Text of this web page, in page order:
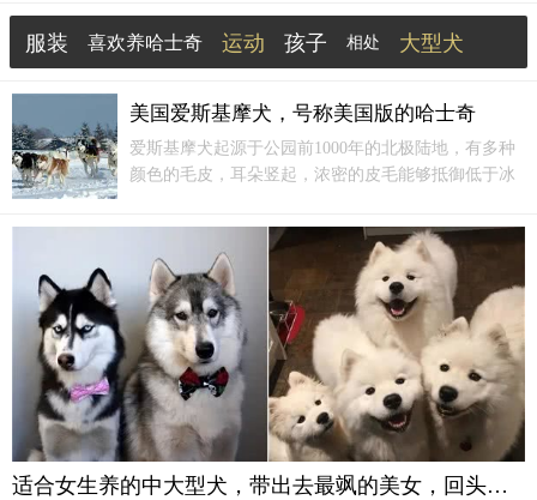
病症状去世。这样的悲剧让人心痛，也让我们深思：
如何防止狗狗咬人的情况发生？
服装 喜欢养哈士奇 运动 孩子 相处 大型犬
和狗狗 西伯利亚哈士奇
美国爱斯基摩犬，号称美国版的哈士奇
爱斯基摩犬起源于公园前1000年的北极陆地，有多种
颜色的毛皮，耳朵竖起，浓密的皮毛能够抵御低于冰
宽且深，与其它的犬比起来不显得粗糙或笨拙，而且
与它身体的比例恰当。
适合女生养的中大型犬，带出去最飒的美女，回头率贼高